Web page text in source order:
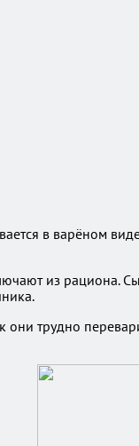
в варёном
из рациона.
трудно